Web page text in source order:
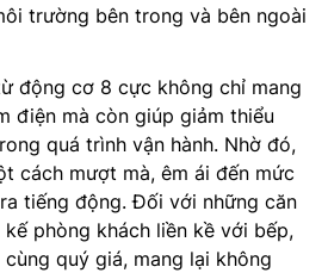
trường bên trong và bên ngoài
động cơ 8 cực không chỉ mang
điện mà còn giúp giảm thiểu
quá trình vận hành. Nhờ đó,
cách mượt mà, êm ái đến mức
tiếng động. Đối với những căn
phòng khách liền kề với bếp,
quý giá, mang lại không